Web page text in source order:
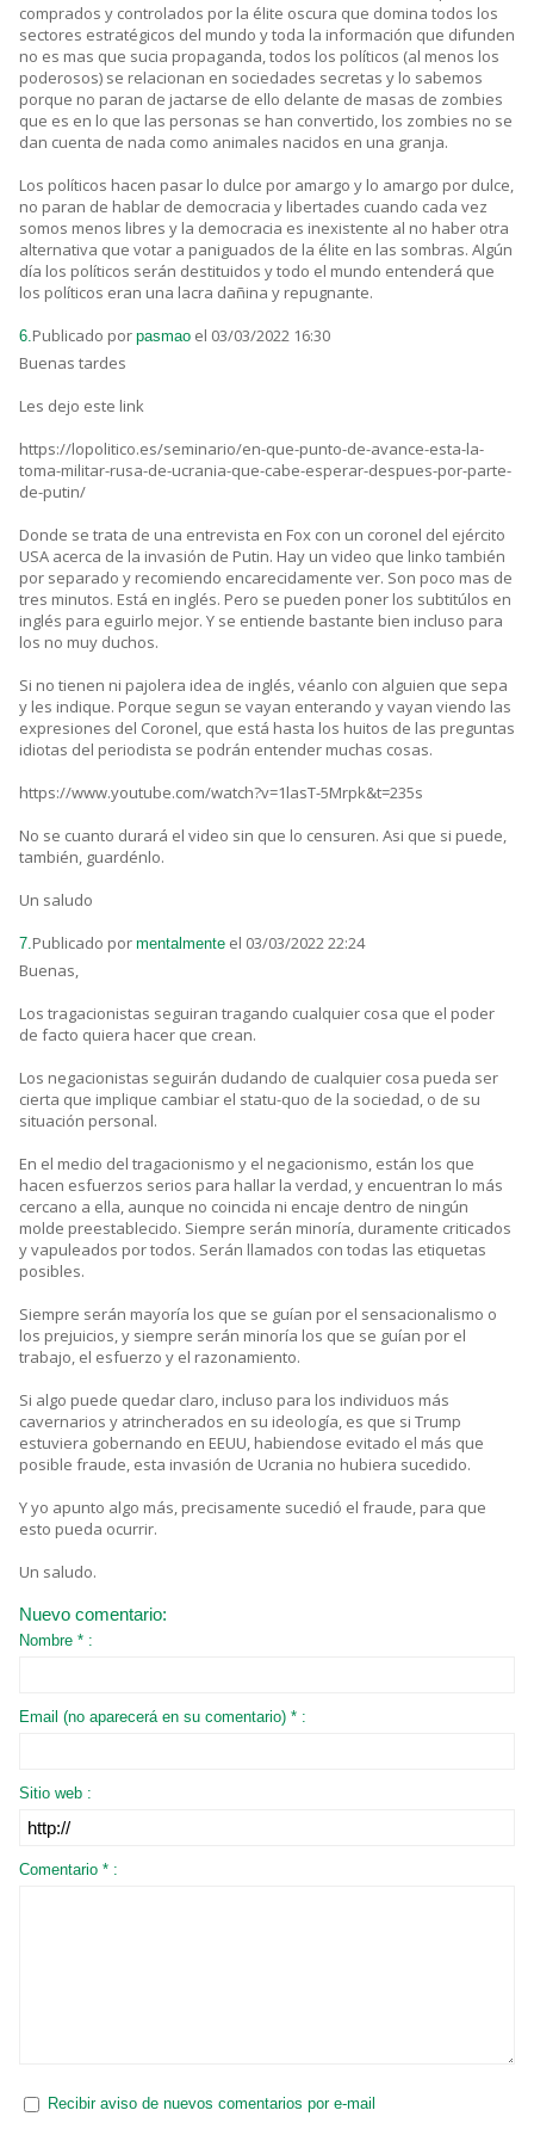
comprados y controlados por la élite oscura que domina todos los
sectores estratégicos del mundo y toda la información que difunden
no es mas que sucia propaganda, todos los políticos (al menos los
poderosos) se relacionan en sociedades secretas y lo sabemos
porque no paran de jactarse de ello delante de masas de zombies
que es en lo que las personas se han convertido, los zombies no se
dan cuenta de nada como animales nacidos en una granja.
Los políticos hacen pasar lo dulce por amargo y lo amargo por dulce,
no paran de hablar de democracia y libertades cuando cada vez
somos menos libres y la democracia es inexistente al no haber otra
alternativa que votar a paniguados de la élite en las sombras. Algún
día los políticos serán destituidos y todo el mundo entenderá que
los políticos eran una lacra dañina y repugnante.
6.Publicado por pasmao el 03/03/2022 16:30
Buenas tardes
Les dejo este link
https://lopolitico.es/seminario/en-que-punto-de-avance-esta-la-
toma-militar-rusa-de-ucrania-que-cabe-esperar-despues-por-parte-
de-putin/
Donde se trata de una entrevista en Fox con un coronel del ejército
USA acerca de la invasión de Putin. Hay un video que linko también
por separado y recomiendo encarecidamente ver. Son poco mas de
tres minutos. Está en inglés. Pero se pueden poner los subtitúlos en
inglés para eguirlo mejor. Y se entiende bastante bien incluso para
los no muy duchos.
Si no tienen ni pajolera idea de inglés, véanlo con alguien que sepa
y les indique. Porque segun se vayan enterando y vayan viendo las
expresiones del Coronel, que está hasta los huitos de las preguntas
idiotas del periodista se podrán entender muchas cosas.
https://www.youtube.com/watch?v=1lasT-5Mrpk&t=235s
No se cuanto durará el video sin que lo censuren. Asi que si puede,
también, guardénlo.
Un saludo
7.Publicado por mentalmente el 03/03/2022 22:24
Buenas,
Los tragacionistas seguiran tragando cualquier cosa que el poder
de facto quiera hacer que crean.
Los negacionistas seguirán dudando de cualquier cosa pueda ser
cierta que implique cambiar el statu-quo de la sociedad, o de su
situación personal.
En el medio del tragacionismo y el negacionismo, están los que
hacen esfuerzos serios para hallar la verdad, y encuentran lo más
cercano a ella, aunque no coincida ni encaje dentro de ningún
molde preestablecido. Siempre serán minoría, duramente criticados
y vapuleados por todos. Serán llamados con todas las etiquetas
posibles.
Siempre serán mayoría los que se guían por el sensacionalismo o
los prejuicios, y siempre serán minoría los que se guían por el
trabajo, el esfuerzo y el razonamiento.
Si algo puede quedar claro, incluso para los individuos más
cavernarios y atrincherados en su ideología, es que si Trump
estuviera gobernando en EEUU, habiendose evitado el más que
posible fraude, esta invasión de Ucrania no hubiera sucedido.
Y yo apunto algo más, precisamente sucedió el fraude, para que
esto pueda ocurrir.
Un saludo.
Nuevo comentario:
Nombre * :
Email (no aparecerá en su comentario) * :
Sitio web :
Comentario * :
Recibir aviso de nuevos comentarios por e-mail